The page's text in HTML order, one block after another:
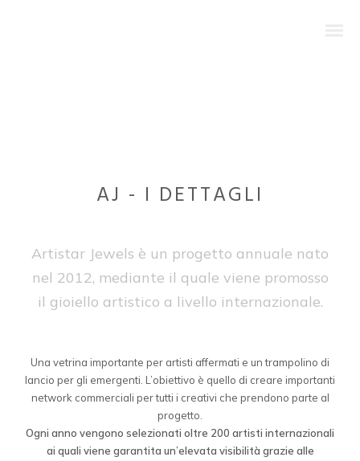
AJ - I DETTAGLI
Artistar Jewels è un progetto annuale nato
nel 2012, mediante il quale viene promosso
il gioiello artistico a livello internazionale.
Una vetrina importante per artisti affermati e un trampolino di
lancio per gli emergenti. L’obiettivo è quello di creare importanti
network commerciali per tutti i creativi che prendono parte al
progetto.
Ogni anno vengono selezionati oltre 200 artisti internazionali
ai quali viene garantita un’elevata visibilità grazie alle